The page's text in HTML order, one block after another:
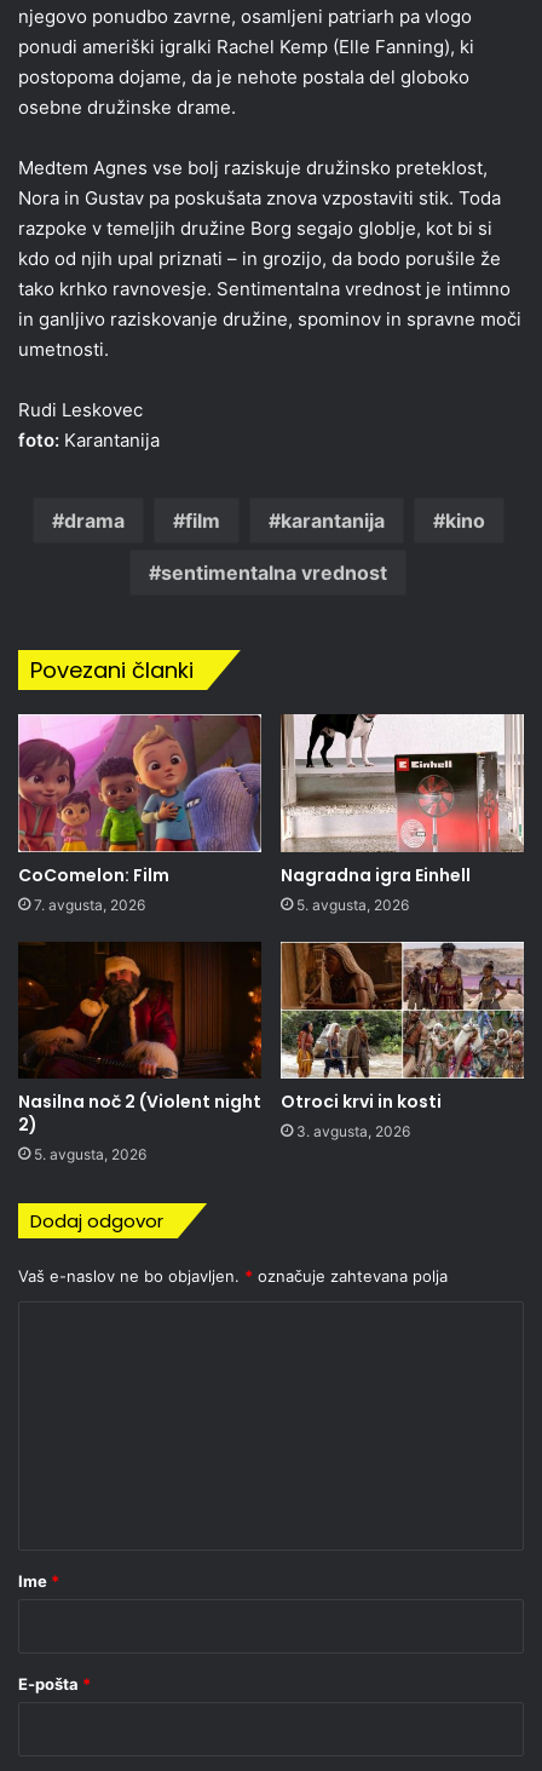
njegovo ponudbo zavrne, osamljeni patriarh pa vlogo
ponudi ameriški igralki Rachel Kemp (Elle Fanning), ki
postopoma dojame, da je nehote postala del globoko
osebne družinske drame.
Medtem Agnes vse bolj raziskuje družinsko preteklost,
Nora in Gustav pa poskušata znova vzpostaviti stik. Toda
razpoke v temeljih družine Borg segajo globlje, kot bi si
kdo od njih upal priznati – in grozijo, da bodo porušile že
tako krhko ravnovesje. Sentimentalna vrednost je intimno
in ganljivo raziskovanje družine, spominov in spravne moči
umetnosti.
Rudi Leskovec
foto: Karantanija
drama film karantanija kino
sentimentalna vrednost
Povezani članki
CoComelon: Film
7. avgusta, 2026
Nagradna igra Einhell
5. avgusta, 2026
Nasilna noč 2 (Violent night
2)
5. avgusta, 2026
Otroci krvi in kosti
3. avgusta, 2026
Dodaj odgovor
Vaš e-naslov ne bo objavljen. * označuje zahtevana polja
rIme *
E-pošta *